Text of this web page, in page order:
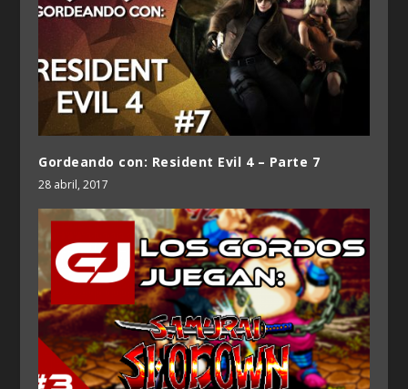
Gordeando con: Resident Evil 4 – Parte 7
28 abril, 2017